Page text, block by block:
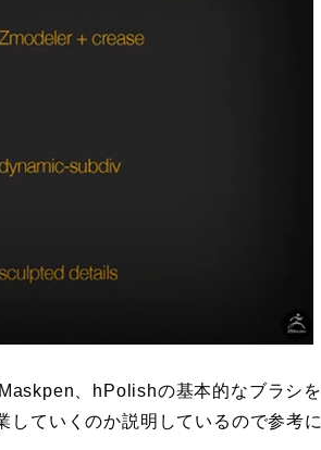
、hPolishの基本的なブラシを
していくのか説明しているので参考に